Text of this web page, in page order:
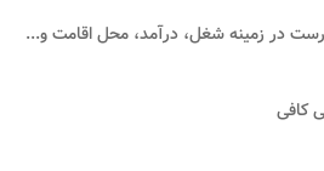
در زمینه شغل، درآمد، محل اقامت و...
کافی